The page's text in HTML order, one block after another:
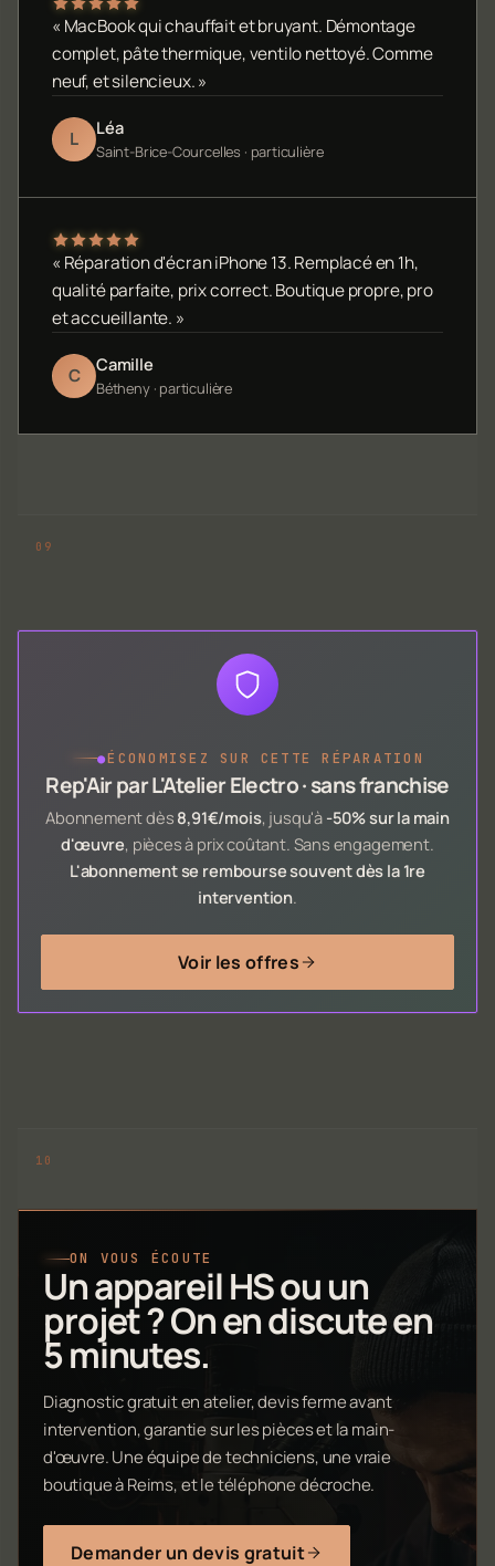
« MacBook qui chauffait et bruyant. Démontage
complet, pâte thermique, ventilo nettoyé. Comme
neuf, et silencieux. »
L Léa
Saint-Brice-Courcelles · particulière
« Réparation d'écran iPhone 13. Remplacé en 1h,
qualité parfaite, prix correct. Boutique propre, pro
et accueillante. »
C Camille
Bétheny · particulière
●ÉCONOMISEZ SUR CETTE RÉPARATION
Rep'Air par L'Atelier Electro · sans franchise
Abonnement dès 8,91€/mois, jusqu'à -50% sur la main
d'œuvre, pièces à prix coûtant. Sans engagement.
L'abonnement se rembourse souvent dès la 1re
intervention.
Voir les offres
ON VOUS ÉCOUTE
Un appareil HS ou un
projet ? On en discute en
5 minutes.
Diagnostic gratuit en atelier, devis ferme avant
intervention, garantie sur les pièces et la main-
d'œuvre. Une équipe de techniciens, une vraie
boutique à Reims, et le téléphone décroche.
Demander un devis gratuit